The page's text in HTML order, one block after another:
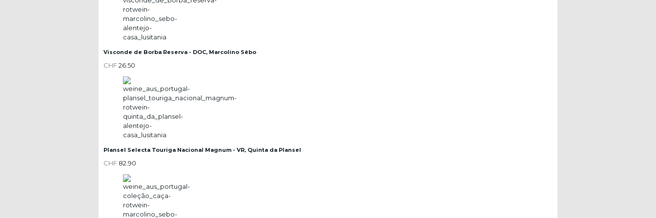
Visconde de Borba Reserva - DOC, Marcolino Sêbo
CHF26.50
Plansel Selecta Touriga Nacional Magnum - VR, Quinta da Plansel
CHF 82.90